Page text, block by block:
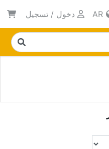
دخول / تسجيل